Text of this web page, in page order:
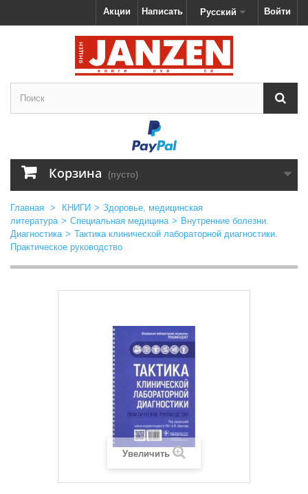
Войти
Русский
Написать
Акции
Корзина (пусто)
Главная > КНИГИ > Здоровье, медицинская
литература > Специальная медицина > Внутренние болезни.
Диагностика > Тактика клинической лабораторной диагностики.
Практическое руководство
Увеличить